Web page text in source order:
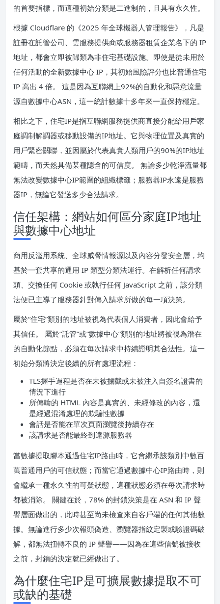
的首要指標，而這種初始分類是二進制的，且具有永久性。
根據 Cloudflare 的《2025 年全球機器人管理報告》，凡是
註冊在託管公司、雲服務提供商或服務器租賃企業名下的 IP
地址，都會立即被歸類為非住宅基礎設施。即使是從未用於
任何活動的全新數據中心 IP，其初始風險評分也比普通住宅
IP 高出 4 倍。 這是因為互聯網上92%的自動化和惡意流量
源自數據中心ASN，這一統計數據十多年來一直保持穩定。
相比之下，住宅IP是指互聯網服務提供商直接分配給用戶家
庭調制解調器或移動設備的IP地址。它與物理位置及真實的
用戶緊密關聯，並因屬於代表真實人類用戶的90%的IP地址
範疇，而天然具備某種隱含的可信度。 無論多少乾淨流量都
無法改變數據中心IP範圍的組織標籤；服務器IP永遠是服務
器IP，無論它發送多少合法請求。
信任架構：網站如何區分家庭IP地址
與數據中心地址
商用反濫用系統、全球威脅情報源以及內容分發安全層，均
基於一套共享的通用 IP 類型分類法運行。在解析任何請求
頭、交換任何 Cookie 或執行任何 JavaScript 之前，該分類
法便已主導了服務器針對傳入請求所做的每一項決策。
屬於“住宅”類別的地址被視為代表個人消費者，因此會給予
其信任。 屬於“託管”或“數據中心”類別的地址將被視為潛在
的自動化節點，必須在每次請求中持續證明其合法性。這一
初始分類將決定後續的所有處理流程：
TLS握手過程是否在未被攔截或未被注入自簽名證書的
情況下進行
所傳輸的 HTML 內容是真實的、未經修改的內容，還
是經過混淆處理的欺騙性數據
會話是否能在單次頁面瀏覽後持續存在
該請求是否能最終到達源服務器
當數據提取腳本通過住宅IP路由時，它會繼承該類別中數百
萬普通用戶的可信狀態；而當它通過數據中心IP路由時，則
會繼承一種永久性的可疑狀態，這種狀態必須在每次請求時
都被消除。 關鍵在於，78% 的封鎖決策是在 ASN 和 IP 聲
譽層面做出的，此時甚至尚未檢查來自客戶端的任何其他數
據。無論進行多少次報頭偽造、瀏覽器指紋定製或驗證碼破
解，都無法扭轉不良的 IP 聲譽——因為在這些信號被接收
之前，封鎖的決定就已經做出了。
為什麼住宅IP是可擴展數據提取不可
或缺的基礎